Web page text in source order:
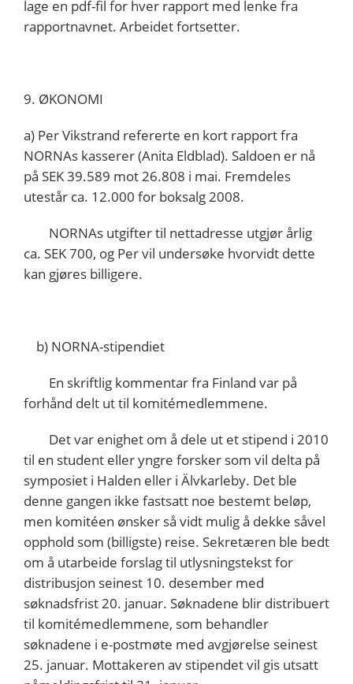
lage en pdf-fil for hver rapport med lenke fra
rapportnavnet. Arbeidet fortsetter.
9. ØKONOMI
a) Per Vikstrand refererte en kort rapport fra
NORNAs kasserer (Anita Eldblad). Saldoen er nå
på SEK 39.589 mot 26.808 i mai. Fremdeles
utestår ca. 12.000 for boksalg 2008.
NORNAs utgifter til nettadresse utgjør årlig
ca. SEK 700, og Per vil undersøke hvorvidt dette
kan gjøres billigere.
b) NORNA-stipendiet
En skriftlig kommentar fra Finland var på
forhånd delt ut til komitémedlemmene.
Det var enighet om å dele ut et stipend i 2010
til en student eller yngre forsker som vil delta på
symposiet i Halden eller i Älvkarleby. Det ble
denne gangen ikke fastsatt noe bestemt beløp,
men komitéen ønsker så vidt mulig å dekke såvel
opphold som (billigste) reise. Sekretæren ble bedt
om å utarbeide forslag til utlysningstekst for
distribusjon seinest 10. desember med
søknadsfrist 20. januar. Søknadene blir distribuert
til komitémedlemmene, som behandler
søknadene i e-postmøte med avgjørelse seinest
25. januar. Mottakeren av stipendet vil gis utsatt